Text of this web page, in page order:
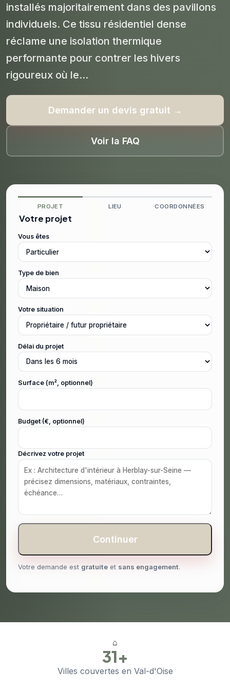
installés majoritairement dans des pavillons
individuels. Ce tissu résidentiel dense
réclame une isolation thermique
performante pour contrer les hivers
rigoureux où le...
Demander un devis gratuit →
Voir la FAQ
PROJET LIEU COORDONNÉES
Votre projet
Vous êtes
Type de bien
Votre situation
Délai du projet
Surface (m², optionnel)
Budget (€, optionnel)
Décrivez votre projet
Continuer
Votre demande est gratuite et sans engagement.
⌂
31+
Villes couvertes en Val-d'Oise